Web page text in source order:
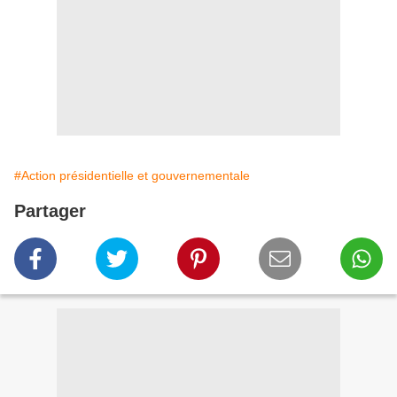
#Action présidentielle et gouvernementale
Partager